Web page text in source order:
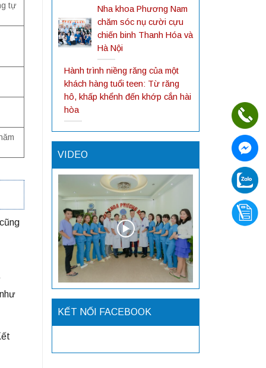
tự
Nha khoa Phương Nam
chăm sóc nụ cười cựu
chiến binh Thanh Hóa và
Hà Nội
Hành trình niềng răng của một
khách hàng tuổi teen: Từ răng
hô, khấp khểnh đến khớp cắn hài
hòa
VIDEO
KẾT NỐI FACEBOOK